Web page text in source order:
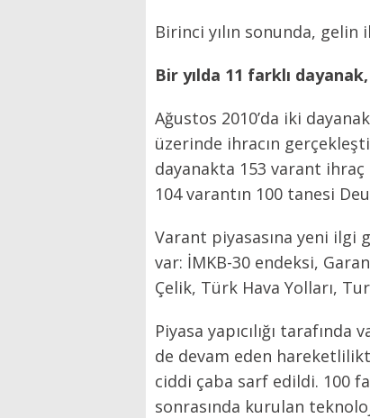
Birinci yılın sonunda, gelin
Bir yılda 11 farklı
Ağustos 2010’da iki
üzerinde ihracın
dayanakta 153 varant ihraç
104 varantın 100 tanesi
Varant piyasasına yeni ilgi
var: İMKB-30 endeksi,
Çelik, Türk Hava Yolları,
Piyasa yapıcılığı
de devam eden
ciddi çaba sarf edildi. 100
sonrasında kurulan